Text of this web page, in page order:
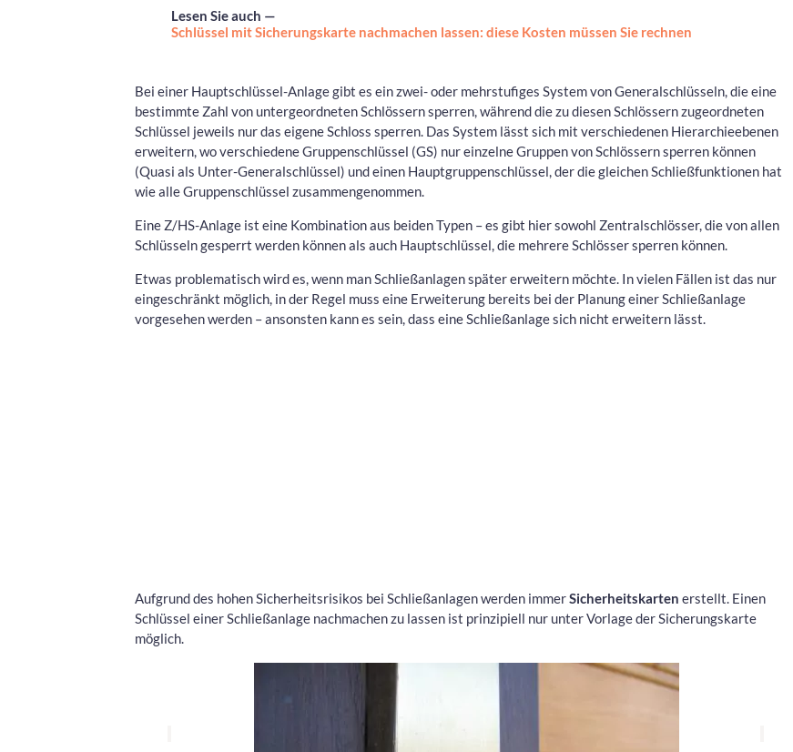
Lesen Sie auch —
Schlüssel mit Sicherungskarte nachmachen lassen: diese Kosten müssen Sie rechnen
Bei einer Hauptschlüssel-Anlage gibt es ein zwei- oder mehrstufiges System von Generalschlüsseln, die eine
bestimmte Zahl von untergeordneten Schlössern sperren, während die zu diesen Schlössern zugeordneten
Schlüssel jeweils nur das eigene Schloss sperren. Das System lässt sich mit verschiedenen Hierarchieebenen
erweitern, wo verschiedene Gruppenschlüssel (GS) nur einzelne Gruppen von Schlössern sperren können
(Quasi als Unter-Generalschlüssel) und einen Hauptgruppenschlüssel, der die gleichen Schließfunktionen hat
wie alle Gruppenschlüssel zusammengenommen.
Eine Z/HS-Anlage ist eine Kombination aus beiden Typen – es gibt hier sowohl Zentralschlösser, die von allen
Schlüsseln gesperrt werden können als auch Hauptschlüssel, die mehrere Schlösser sperren können.
Etwas problematisch wird es, wenn man Schließanlagen später erweitern möchte. In vielen Fällen ist das nur
eingeschränkt möglich, in der Regel muss eine Erweiterung bereits bei der Planung einer Schließanlage
vorgesehen werden – ansonsten kann es sein, dass eine Schließanlage sich nicht erweitern lässt.
Aufgrund des hohen Sicherheitsrisikos bei Schließanlagen werden immerSicherheitskarten erstellt. Einen
Schlüssel einer Schließanlage nachmachen zu lassen ist prinzipiell nur unter Vorlage der Sicherungskarte
möglich.